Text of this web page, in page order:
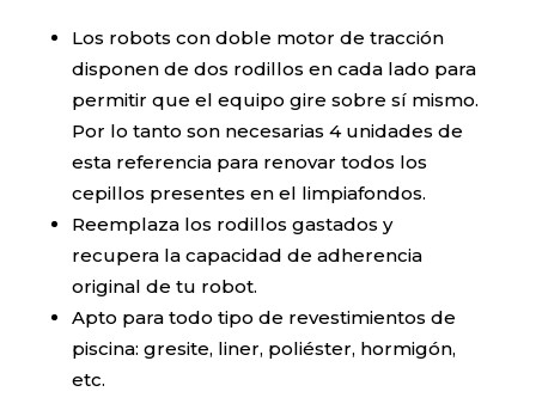
Los robots con doble motor de tracción
disponen de dos rodillos en cada lado para
permitir que el equipo gire sobre sí mismo.
Por lo tanto son necesarias 4 unidades de
esta referencia para renovar todos los
cepillos presentes en el limpiafondos.
Reemplaza los rodillos gastados y
recupera la capacidad de adherencia
original de tu robot.
Apto para todo tipo de revestimientos de
piscina: gresite, liner, poliéster, hormigón,
etc.